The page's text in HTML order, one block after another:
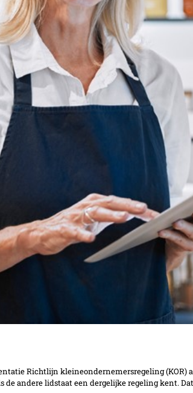
Richtlijn kleineondernemersregeling (KOR)
andere lidstaat een dergelijke regeling kent.